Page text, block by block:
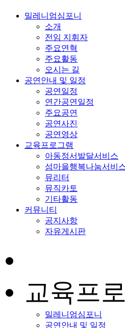
밀레니엄심포니
소개
전임 지휘자
주요연혁
주요활동
오시는 길
공연안내 및 일정
공연일정
연간공연일정
주요공연
공연사진
공연영상
교육프로그램
아동정서발달서비스
섬마을행복나눔서비
뮤리터
뮤직카토
기타활동
커뮤니티
공지사항
자유게시판
교육프
밀레니엄심포니
공연안내 및 일정